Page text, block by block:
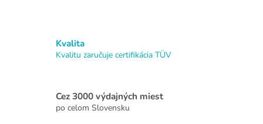
Kvalita
Kvalitu zaručuje certifikácia TÜV
Cez 3000 výdajných miest
po celom Slovensku